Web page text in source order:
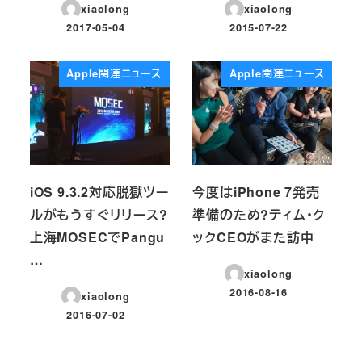
xiaolong
投稿日
2017-05-04
xiaolong
投稿日
2015-07-22
Apple関連ニュース
iOS 9.3.2対応脱獄ツー
ルがもうすぐリリース?
上海MOSECでPangu
…
xiaolong
投稿日
2016-07-02
Apple関連ニュース
今度はiPhone 7発売
準備のため?ティム・ク
ックCEOがまた訪中
xiaolong
投稿日
2016-08-16